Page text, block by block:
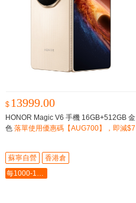
$ 13999.00
HONOR Magic V6 手機 16GB+512GB 金
色 落單使用優惠碼【AUG700】，即減$7
蘇寧自營
香港倉
每1000-100最多-5000